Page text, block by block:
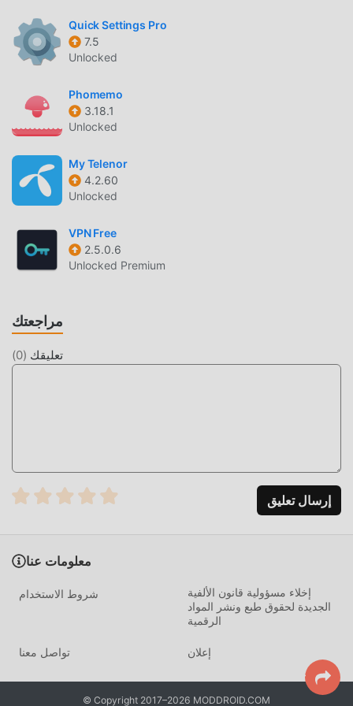
Premium Features AvailableEnjoy free USA VPN servers or
upgrade to premium servers for even faster speeds and
enhanced security.
1 VPN باعتباره تطبيقًا شائعًا جدًا tools مؤخرًا ، فقد جذب عددًا كبيرًا
من المستخدمين الذين يحبون tools في جميع أنحاء العالم. إذا كنت
ترغب في تنزيل هذا التطبيق ، فإن moddroid هو خيارك الأفضل. لا
يوفر لك moddroid أحدث إصدار من 1 VPN 3.3.0(kg) مجانًا ،
فتح جميع ميزات التطبيق مجانا. يعد moddroid بأن جميع تعديلات 1
VPN لن تفرض على المستخدمين أي رسوم ، وهي آمنة 100٪
ومتاحة ومجانية للتثبيت. فقط قم بتنزيل عميل moddroid ، يمكنك
1 VPN باعتباره تطبيقًا شائعًا tools ، جذبت وظائفه القوية عددًا كبيرًا
للمعجبين لتبادل الخبرات مع بعضهم البعض ، ومشاركة السعادة التي
يواجهونها في التطبيق ، ما الذي تنتظره ، تعال وقم بتنزيله الآن
ان1 VPN 3.3.0(kg) مجاني تمامًا ، ولكنه يرفق أيضًا إصدار التعديل ،
مما يوفر لك وظائف Unlocked Premium مجانًا ، يمكنك تجربة
moddroid ، فهي مجانية ومتاحة بنسبة 100٪. الآن ، ما عليك سوى
تنزيل moddroid إلى العميل ، يمكنك تنزيل وتثبيت Unlocked
Premiumاصدار التعديل 1 VPN 3.3.0(kg) بنقرة واحدة ، ثم استمتع
Quick Settings Pro
7.5
Unlocked
Phomemo
3.18.1
Unlocked
My Telenor
4.2.60
Unlocked
VPN Free
2.5.0.6
Unlocked Premium
مراجعتك
تعليقك (
0
)
إرسال تعليق
معلومات عنا
شروط الاستخدام
إخلاء مسؤولية قانون الألفية
الجديدة لحقوق طبع ونشر المواد
الرقمية
تواصل معنا إعلان
© Copyright 2017–2026 MODDROID.COM